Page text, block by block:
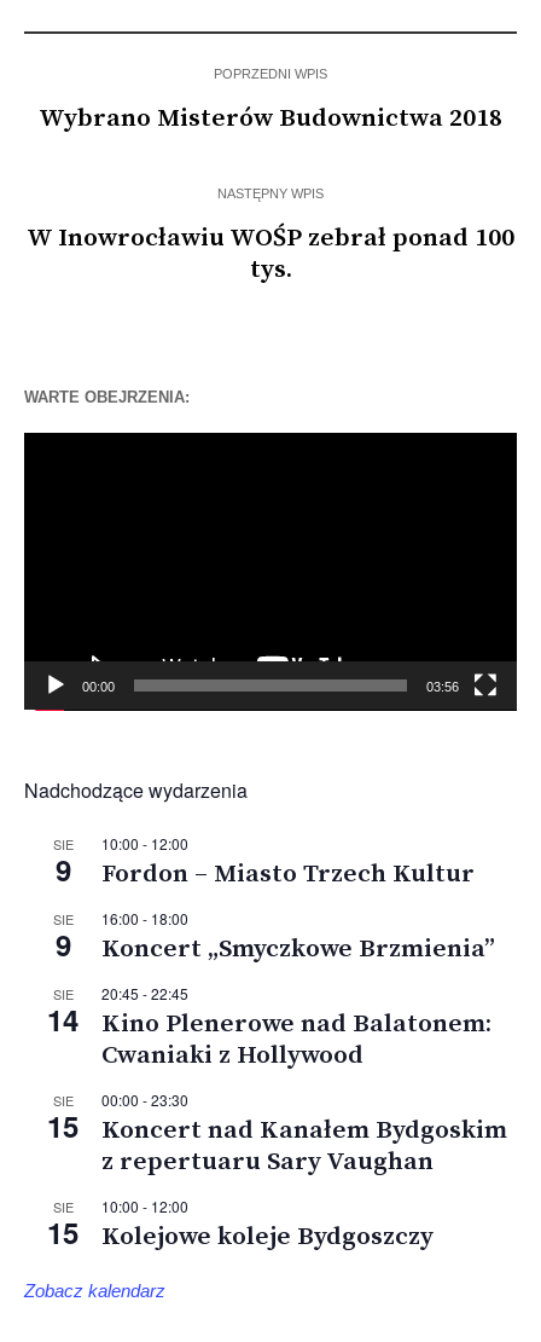
POPRZEDNI WPIS
Wybrano Misterów Budownictwa 2018
NASTĘPNY WPIS
W Inowrocławiu WOŚP zebrał ponad 100
tys.
WARTE OBEJRZENIA:
00:00 03:56
Nadchodzące wydarzenia
SIE
9
10:00 - 12:00
Fordon – Miasto Trzech Kultur
SIE
9
16:00 - 18:00
Koncert „Smyczkowe Brzmienia”
SIE
14
20:45 -22:45
Kino Plenerowe nad Balatonem:
Cwaniaki z Hollywood
SIE
15
00:00 -23:30
Koncert nad Kanałem Bydgoskim
z repertuaru Sary Vaughan
SIE
15
10:00 - 12:00
Kolejowe koleje Bydgoszczy
Zobacz kalendarz